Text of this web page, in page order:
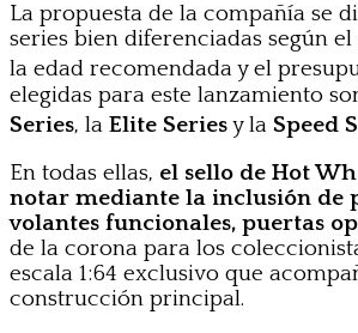
La propuesta de la compañía se
series bien diferenciadas según
la edad recomendada y el
elegidas para este lanzamiento
Series, la Elite Seriesy la Speed
En todas ellas, el sello de Hot
notar mediante la inclusión de
volantes funcionales, puertas
de la corona para los
escala 1:64 exclusivo que
construcción principal.